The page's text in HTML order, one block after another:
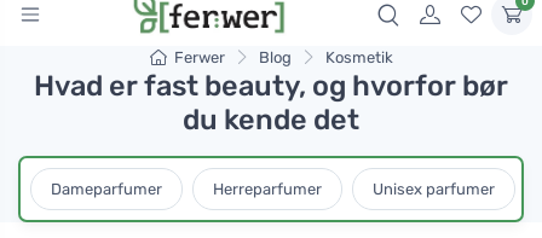
Ferwer Blog Kosmetik
Hvad er fast beauty, og hvorfor bør
du kende det
Dameparfumer Herreparfumer Unisex parfumer